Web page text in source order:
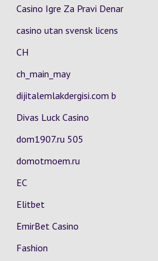
Casino Igre Za Pravi Denar
casino utan svensk licens
CH
ch_main_may
dijitalemlakdergisi.com b
Divas Luck Casino
dom1907.ru 505
domotmoem.ru
EC
Elitbet
EmirBet Casino
Fashion